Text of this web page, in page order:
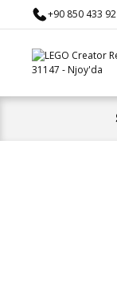
+90 850 433